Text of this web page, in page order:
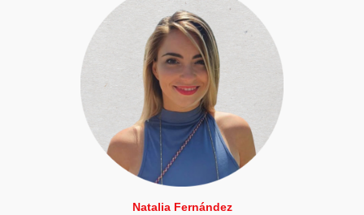
Natalia Fernández